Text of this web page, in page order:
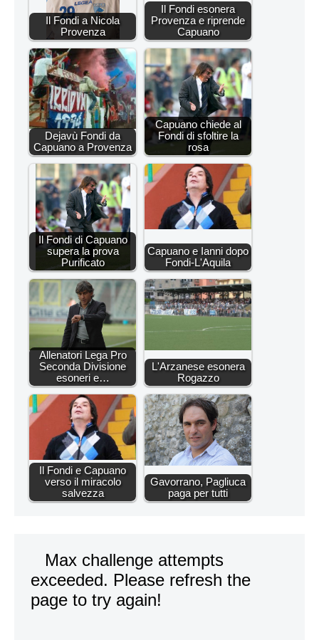
Il Fondi a Nicola
Provenza
Il Fondi esonera
Provenza e riprende
Capuano
Dejavù Fondi da
Capuano a Provenza
Capuano chiede al
Fondi di sfoltire la
rosa
Il Fondi di Capuano
supera la prova
Purificato
Capuano e Ianni dopo
Fondi-L'Aquila
Allenatori Lega Pro
Seconda Divisione
esoneri e…
L'Arzanese esonera
Rogazzo
Il Fondi e Capuano
verso il miracolo
salvezza
Gavorrano, Pagliuca
paga per tutti